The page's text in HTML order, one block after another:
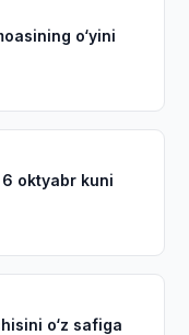
o‘yini
oktyabr kuni
o‘z safiga